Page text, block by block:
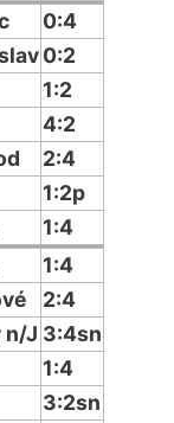
0:4
0:2
1:2
4:2
2:4
1:2p
1:4
1:4
2:4
n/J 3:4sn
1:4
3:2sn